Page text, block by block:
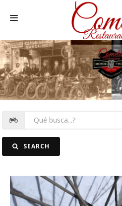
HOME
MOTOS NACIONALES Y OTRAS
REC. MOTOS
FOTOSSEARCH